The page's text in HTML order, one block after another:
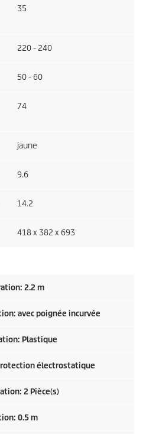
35
220 - 240
50 - 60
74
jaune
9.6
14.2
418 x 382 x 693
2.2 m
avec poignée incurvée
Plastique
électrostatique
2 Pièce(s)
0.5 m